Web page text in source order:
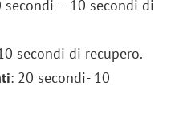
secondi – 10 secondi di
secondi di recupero.
: 20 secondi- 10